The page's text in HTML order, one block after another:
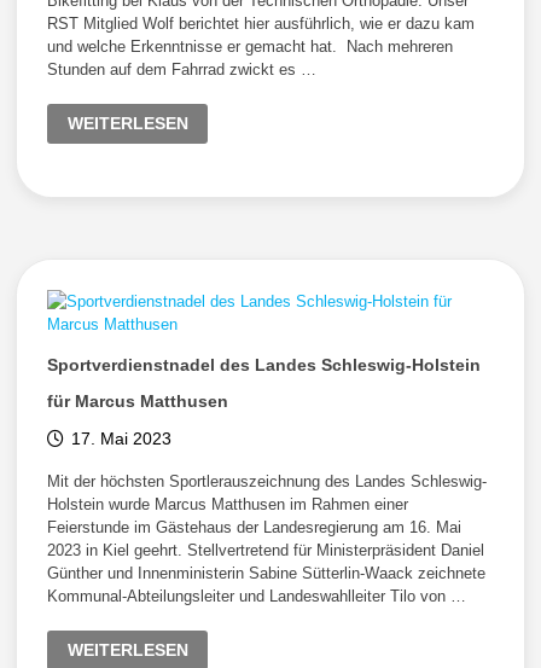
RST Mitglied Wolf berichtet hier ausführlich, wie er dazu kam
und welche Erkenntnisse er gemacht hat. Nach mehreren
Stunden auf dem Fahrrad zwickt es …
BIKEFITTING
WEITERLESEN
Sportverdienstnadel des Landes Schleswig-Holstein
für Marcus Matthusen
17. Mai 2023
Mit der höchsten Sportlerauszeichnung des Landes Schleswig-
Holstein wurde Marcus Matthusen im Rahmen einer
Feierstunde im Gästehaus der Landesregierung am 16. Mai
2023 in Kiel geehrt. Stellvertretend für Ministerpräsident Daniel
Günther und Innenministerin Sabine Sütterlin-Waack zeichnete
Kommunal-Abteilungsleiter und Landeswahlleiter Tilo von …
SPORTVERDIENSTNADEL
WEITERLESEN